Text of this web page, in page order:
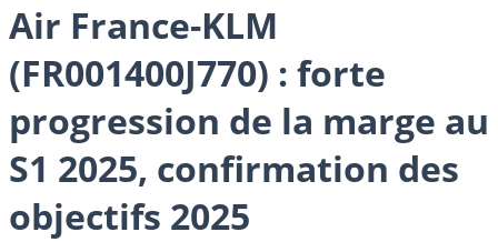
Air France-KLM
(FR001400J770) : forte
progression de la marge au
S1 2025, confirmation des
objectifs 2025